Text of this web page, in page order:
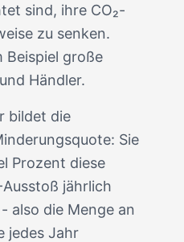
sind, ihre CO₂-
zu senken.
Beispiel große
Händler.
bildet die
Sie
Prozent diese
jährlich
also die Menge an
jedes Jahr